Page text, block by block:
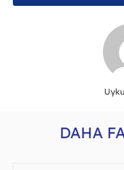
DAHA